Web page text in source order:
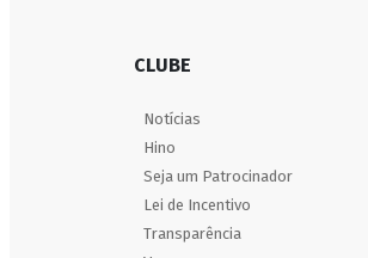
CLUBE
Notícias
Hino
Seja um Patrocinador
Lei de Incentivo
Transparência